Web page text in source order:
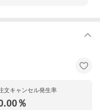
文キャンセル発生率
％